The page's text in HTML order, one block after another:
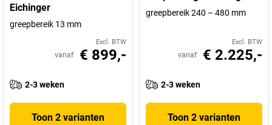
Eichinger
greepbereik 13 mm
Excl. BTW
vanaf € 899,-
2-3 weken
Toon 2 varianten
greepbereik 240 – 480 mm
Excl. BTW
vanaf € 2.225,-
2-3 weken
Toon 2 varianten